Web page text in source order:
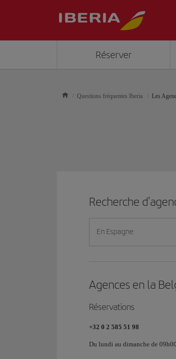
Réserver
Questions fréquentes Iberia Les
Recherche
En Espagne
Agences en la
Réservations
+32 0 2 585 51 98
Du lundi au dimanche de